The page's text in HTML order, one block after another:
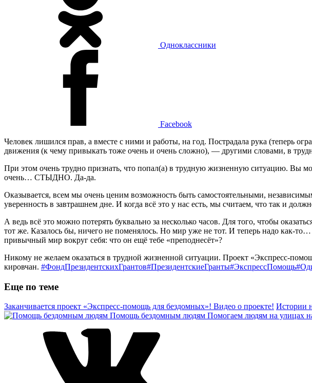
Одноклассники
Facebook
Человек лишился прав, а вместе с ними и работы, на год. Пострадала рука (теперь
движения (к чему привыкать тоже очень и очень сложно), — другими словами, в
При этом очень трудно признать, что попал(а) в трудную жизненную ситуацию. Вы
очень… СТЫДНО. Да-да.
Оказывается, всем мы очень ценим возможность быть самостоятельными,
уверенность в завтрашнем дне. И когда всё это у нас есть, мы считаем, что так и
А ведь всё это можно потерять буквально за несколько часов. Для того, чтобы
тот же. Казалось бы, ничего не поменялось. Но мир уже не тот. И теперь надо
привычный мир вокруг себя: что он ещё тебе «преподнесёт»?
Никому не желаем оказаться в трудной жизненной ситуации. Проект «Экспресс-
кировчан. #ФондПрезидентскихГрантов#ПрезидентскиеГранты#ЭкспрессПомощь
Еще по теме
Заканчивается проект «Экспресс-помощь для бездомных»! Видео о проекте! Истории
Помощь бездомным людям Помогаем людям на улицах